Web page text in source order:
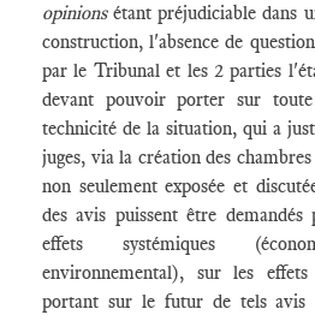
opinionsétant préjudiciable dans
construction, l'absence de
par le Tribunal et les 2 parties
devant pouvoir porter sur
technicité de la situation, qui a
juges, via la création des
non seulement exposée et
des avis puissent être
effets systémiques
environnemental), sur les
portant sur le futur de tels avis